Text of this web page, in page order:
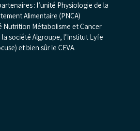
: l’unité Physiologie de la
Alimentaire (PNCA)
Nutrition Métabolisme et Cancer
la société Algroupe, l’Institut Lyfe
et bien sûr le CEVA.